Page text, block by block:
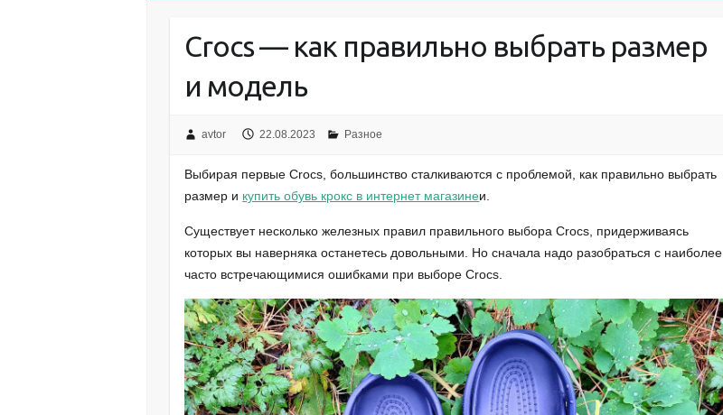
Crocs — как правильно выбрать размер
и модель
avtor 22.08.2023 Разное
Выбирая первые Crocs, большинство сталкиваются с проблемой, как правильно выбрать
размер и купить обувь крокс в интернет магазинеи.
Существует несколько железных правил правильного выбора Crocs, придерживаясь
которых вы наверняка останетесь довольными. Но сначала надо разобраться с наиболее
часто встречающимися ошибками при выборе Crocs.